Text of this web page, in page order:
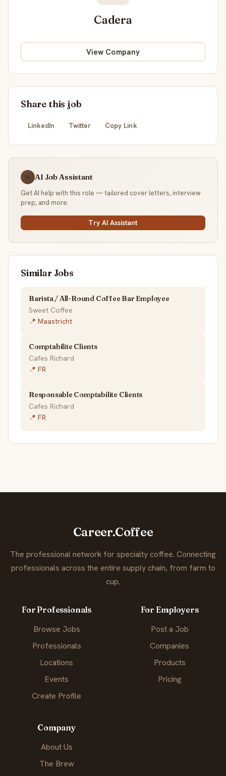
Cadera
View Company
Share this job
LinkedIn Twitter Copy Link
☕ AI Job Assistant
Get AI help with this role — tailored cover letters, interview
prep, and more.
Try AI Assistant
Similar Jobs
Barista / All-Round Coffee Bar Employee
Sweet Coffee
📍 Maastricht
Comptabilite Clients
Cafes Richard
📍 FR
Responsable Comptabilite Clients
Cafes Richard
📍 FR
Career.Coffee
The professional network for specialty coffee. Connecting
professionals across the entire supply chain, from farm to
cup.
For Professionals
Browse Jobs
Professionals
Locations
Events
Create Profile
For Employers
Post a Job
Companies
Products
Pricing
Company
About Us
The Brew